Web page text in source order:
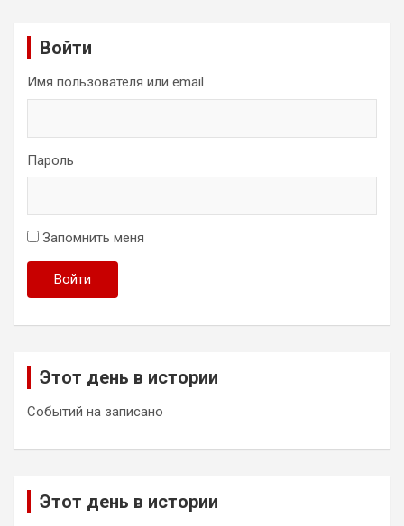
Войти
Имя пользователя или email
Пароль
Запомнить меня
Войти
Этот день в истории
Событий на записано
Этот день в истории